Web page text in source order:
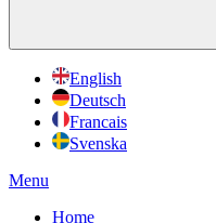
English
Deutsch
Francais
Svenska
Menu
Home